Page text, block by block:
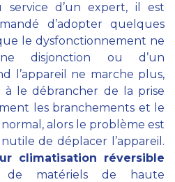
d’un expert, il est
d’adopter quelques
le dysfonctionnement ne
disjonction ou d’un
l’appareil ne marche plus,
à le débrancher de la prise
les branchements et le
alors le problème est
de déplacer l’appareil.
climatisation réversible
de matériels de haute